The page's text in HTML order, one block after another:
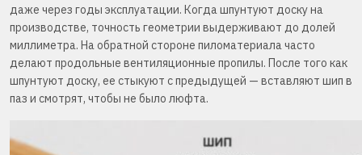
даже через годы эксплуатации. Когда шпунтуют доску на
производстве, точность геометрии выдерживают до долей
миллиметра. На обратной стороне пиломатериала часто
делают продольные вентиляционные пропилы. После того как
шпунтуют доску, ее стыкуют с предыдущей — вставляют шип в
паз и смотрят, чтобы не было люфта.